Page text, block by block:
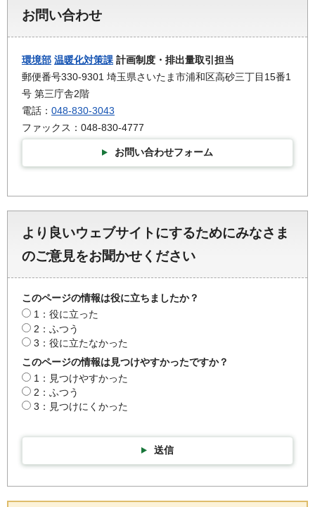
お問い合わせ
環境部 温暖化対策課 計画制度・排出量取引担当
郵便番号330-9301 埼玉県さいたま市浦和区高砂三丁目15番1
号 第三庁舎2階
電話： 048-830-3043
ファックス：048-830-4777
お問い合わせフォーム
より良いウェブサイトにするためにみなさま
のご意見をお聞かせください
このページの情報は役に立ちましたか？
1：役に立った
2：ふつう
3：役に立たなかった
このページの情報は見つけやすかったですか？
1：見つけやすかった
2：ふつう
3：見つけにくかった
送信